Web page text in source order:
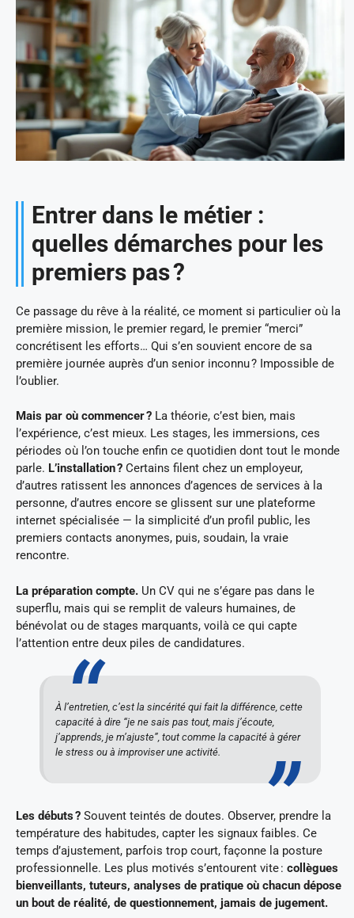
Entrer dans le métier :
quelles démarches pour les
premiers pas ?
Ce passage du rêve à la réalité, ce moment si particulier où la
première mission, le premier regard, le premier “merci”
concrétisent les efforts… Qui s’en souvient encore de sa
première journée auprès d’un senior inconnu ? Impossible de
l’oublier.
Mais par où commencer ? La théorie, c’est bien, mais
l’expérience, c’est mieux. Les stages, les immersions, ces
périodes où l’on touche enfin ce quotidien dont tout le monde
parle. L’installation ? Certains filent chez un employeur,
d’autres ratissent les annonces d’agences de services à la
personne, d’autres encore se glissent sur une plateforme
internet spécialisée — la simplicité d’un profil public, les
premiers contacts anonymes, puis, soudain, la vraie
rencontre.
La préparation compte. Un CV qui ne s’égare pas dans le
superflu, mais qui se remplit de valeurs humaines, de
bénévolat ou de stages marquants, voilà ce qui capte
l’attention entre deux piles de candidatures.
À l’entretien, c’est la sincérité qui fait la différence, cette
capacité à dire “je ne sais pas tout, mais j’écoute,
j’apprends, je m’ajuste”, tout comme la capacité à gérer
le stress ou à improviser une activité.
Les débuts ? Souvent teintés de doutes. Observer, prendre la
température des habitudes, capter les signaux faibles. Ce
temps d’ajustement, parfois trop court, façonne la posture
professionnelle. Les plus motivés s’entourent vite : collègues
bienveillants, tuteurs, analyses de pratique où chacun dépose
un bout de réalité, de questionnement, jamais de jugement.